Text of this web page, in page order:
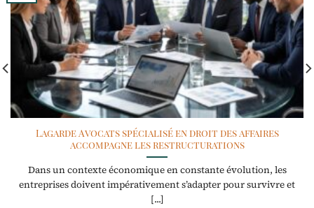
Lagarde Avocats spécialisé en droit des affaires
accompagne les restructurations
Dans un contexte économique en constante évolution, les
entreprises doivent impérativement s’adapter pour survivre et
[...]